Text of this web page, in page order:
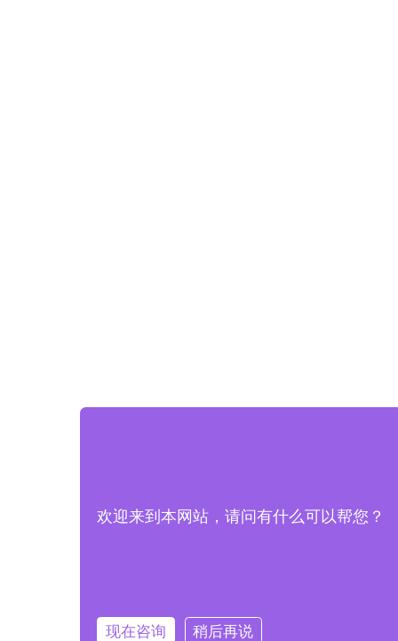
欢迎来到本网站，请问有什么可以帮您？
现在咨询 稍后再说